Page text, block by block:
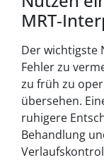
Der wichtigste
Fehler zu
zu früh zu
übersehen.
ruhigere
Behandlung